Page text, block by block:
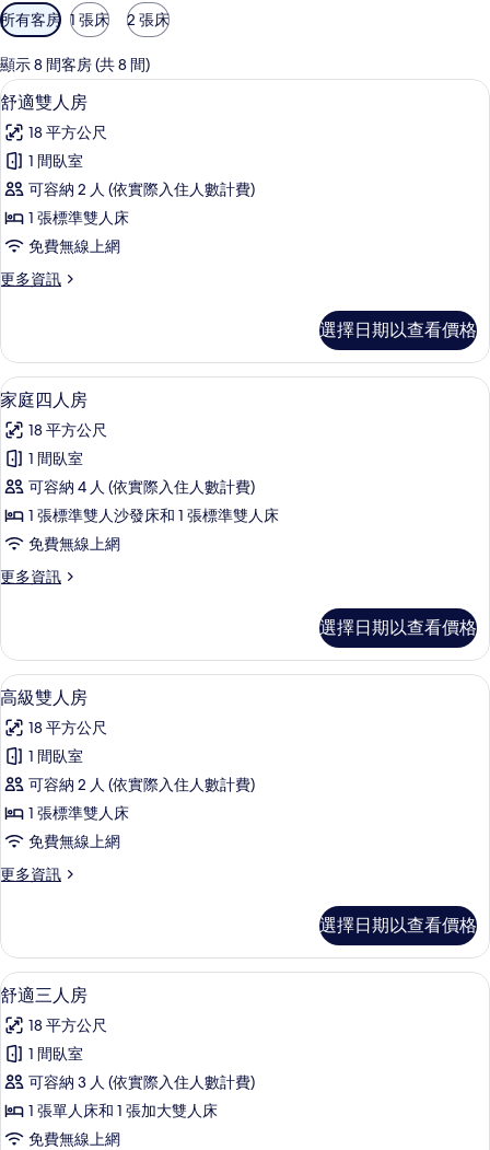
可
用
的
客
房
篩
選
條
所有客房 1 張床 2 張床
顯示 8 間客房 (共 8 間)
顯
示
舒
適
雙
人
的
有
相
片
高級寢具、書桌、遮光布/窗簾、隔音
5
舒適雙人房
18 平方公尺
1 間臥室
可容納 2 人 (依實際入住人數計費)
1 張標準雙人床
免費無線上網
更多資訊
更
雙
人
房
的
詳
情
選擇日期以查看價格
顯
示
家
庭
四
人
的
有
相
片
家庭四人房 | 高級寢具、書桌、遮光
5
家庭四人房
18 平方公尺
1 間臥室
可容納 4 人 (依實際入住人數計費)
1 張標準雙人沙發床和 1 張標準雙人床
免費無線上網
更多資訊
更
四
人
房
詳
情
選擇日期以查看價格
顯
示
高
級
雙
人
的
有
相
片
高級雙人房 | 高級寢具、書桌、遮光
7
高級雙人房
18 平方公尺
1 間臥室
可容納 2 人 (依實際入住人數計費)
1 張標準雙人床
免費無線上網
更多資訊
更
雙
人
房
詳
情
選擇日期以查看價格
顯
示
舒
適
三
人
舒適三人房 | 高級寢具、書桌、遮光
6
舒適三人房
18 平方公尺
1 間臥室
可容納 3 人 (依實際入住人數計費)
1 張單人床和 1 張加大雙人床
免費無線上網